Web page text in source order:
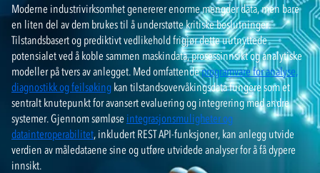
Moderne industrivirksomhet genererer enorme mengder data, men bare
en liten del av dem brukes til å understøtte kritiske beslutninger.
Tilstandsbasert og prediktivt vedlikehold frigjør dette uutnyttede
potensialet ved å koble sammen maskindata, prosessinnsikt og analytiske
modeller på tvers av anlegget. Med omfattendeprogramvare for analyse,
diagnostikk og feilsøking kan tilstandsovervåkingsdata fungere som et
sentralt knutepunkt for avansert evaluering og integrering med andre
systemer. Gjennom sømløse integrasjonsmuligheter og
datainteroperabilitet, inkludert REST API-funksjoner, kan anlegg utvide
verdien av måledataene sine og utføre utvidede analyser for å få dypere
innsikt.